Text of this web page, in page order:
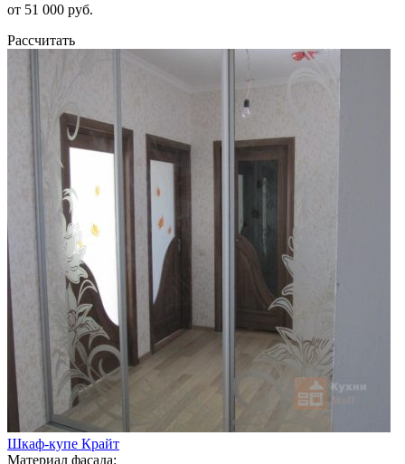
от 51 000 руб.
Рассчитать
Шкаф-купе Крайт
Материал фасада: